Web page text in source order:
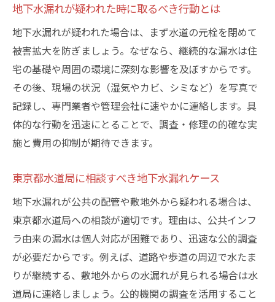
水道局と民間業者の調査費用の違いを比較
一戸建て地下水漏れ調査の料金の目安
漏水調査専門業者の料金体系と特徴を知る
地下水漏れ調査費用の内訳と確認ポイント
水道局漏水調査の費用を抑える方法を紹介
信頼できる調査業者を選ぶための基準
地下水漏れ調査業者選びで重視すべきポイ
信頼できる漏水調査専門業者の見極め方
業者選びで確認すべき口コミと実績情報
調査費用やサービス内容の比較検討のコツ
地下水漏れ調査業者の保証内容をチェック
アフターサービスが充実した業者の特徴
漏水調査後の修理費用を抑えるコツ
地下水漏れが疑われた時に取るべき行動とは
地下水漏れが疑われた場合は、まず水道の元栓を閉めて
被害拡大を防ぎましょう。なぜなら、継続的な漏水は住
宅の基礎や周囲の環境に深刻な影響を及ぼすからです。
その後、現場の状況（湿気やカビ、シミなど）を写真で
記録し、専門業者や管理会社に速やかに連絡します。具
体的な行動を迅速にとることで、調査・修理の的確な実
施と費用の抑制が期待できます。
東京都水道局に相談すべき地下水漏れケース
地下水漏れが公共の配管や敷地外から疑われる場合は、
東京都水道局への相談が適切です。理由は、公共インフ
ラ由来の漏水は個人対応が困難であり、迅速な公的調査
が必要だからです。例えば、道路や歩道の周辺で水たま
りが継続する、敷地外からの水漏れが見られる場合は水
道局に連絡しましょう。公的機関の調査を活用すること